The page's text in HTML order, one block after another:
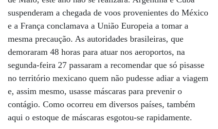
suspenderam a chegada de voos provenientes do México
e a França conclamava a União Europeia a tomar a
mesma precaução. As autoridades brasileiras, que
demoraram 48 horas para atuar nos aeroportos, na
segunda-feira 27 passaram a recomendar que só pisasse
no território mexicano quem não pudesse adiar a viagem
e, assim mesmo, usasse máscaras para prevenir o
contágio. Como ocorreu em diversos países, também
aqui o estoque de máscaras esgotou-se rapidamente.